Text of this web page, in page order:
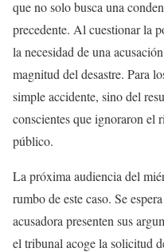
que no solo busca una
precedente. Al cuestionar la
la necesidad de una
magnitud del desastre. Para
simple accidente, sino del
conscientes que ignoraron el
público.
La próxima audiencia del
rumbo de este caso. Se
acusadora presenten sus
el tribunal acoge la solicitud